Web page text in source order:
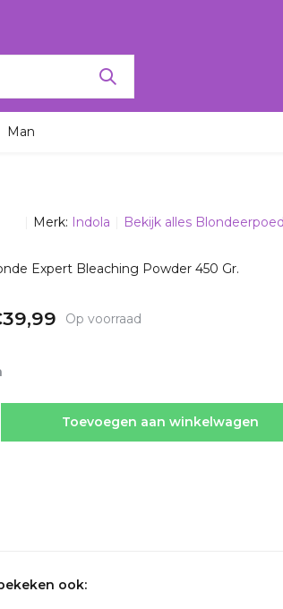
Man
Merk: Indola Bekijk alles
Expert Bleaching Powder 450 Gr.
Op voorraad
Toevoegen aan winkelwagen
ook: